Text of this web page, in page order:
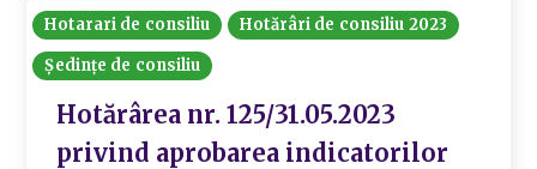
Hotarari de consiliu
Hotărâri de consiliu 2023
Ședințe de consiliu
Hotărârea nr. 125/31.05.2023
privind aprobarea indicatorilor